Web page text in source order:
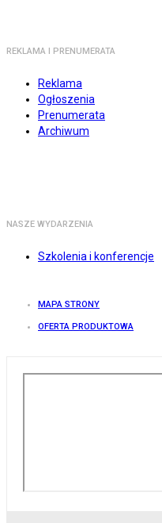
REKLAMA I PRENUMERATA
Reklama
Ogłoszenia
Prenumerata
Archiwum
NASZE WYDARZENIA
Szkolenia i konferencje
MAPA STRONY
OFERTA PRODUKTOWA